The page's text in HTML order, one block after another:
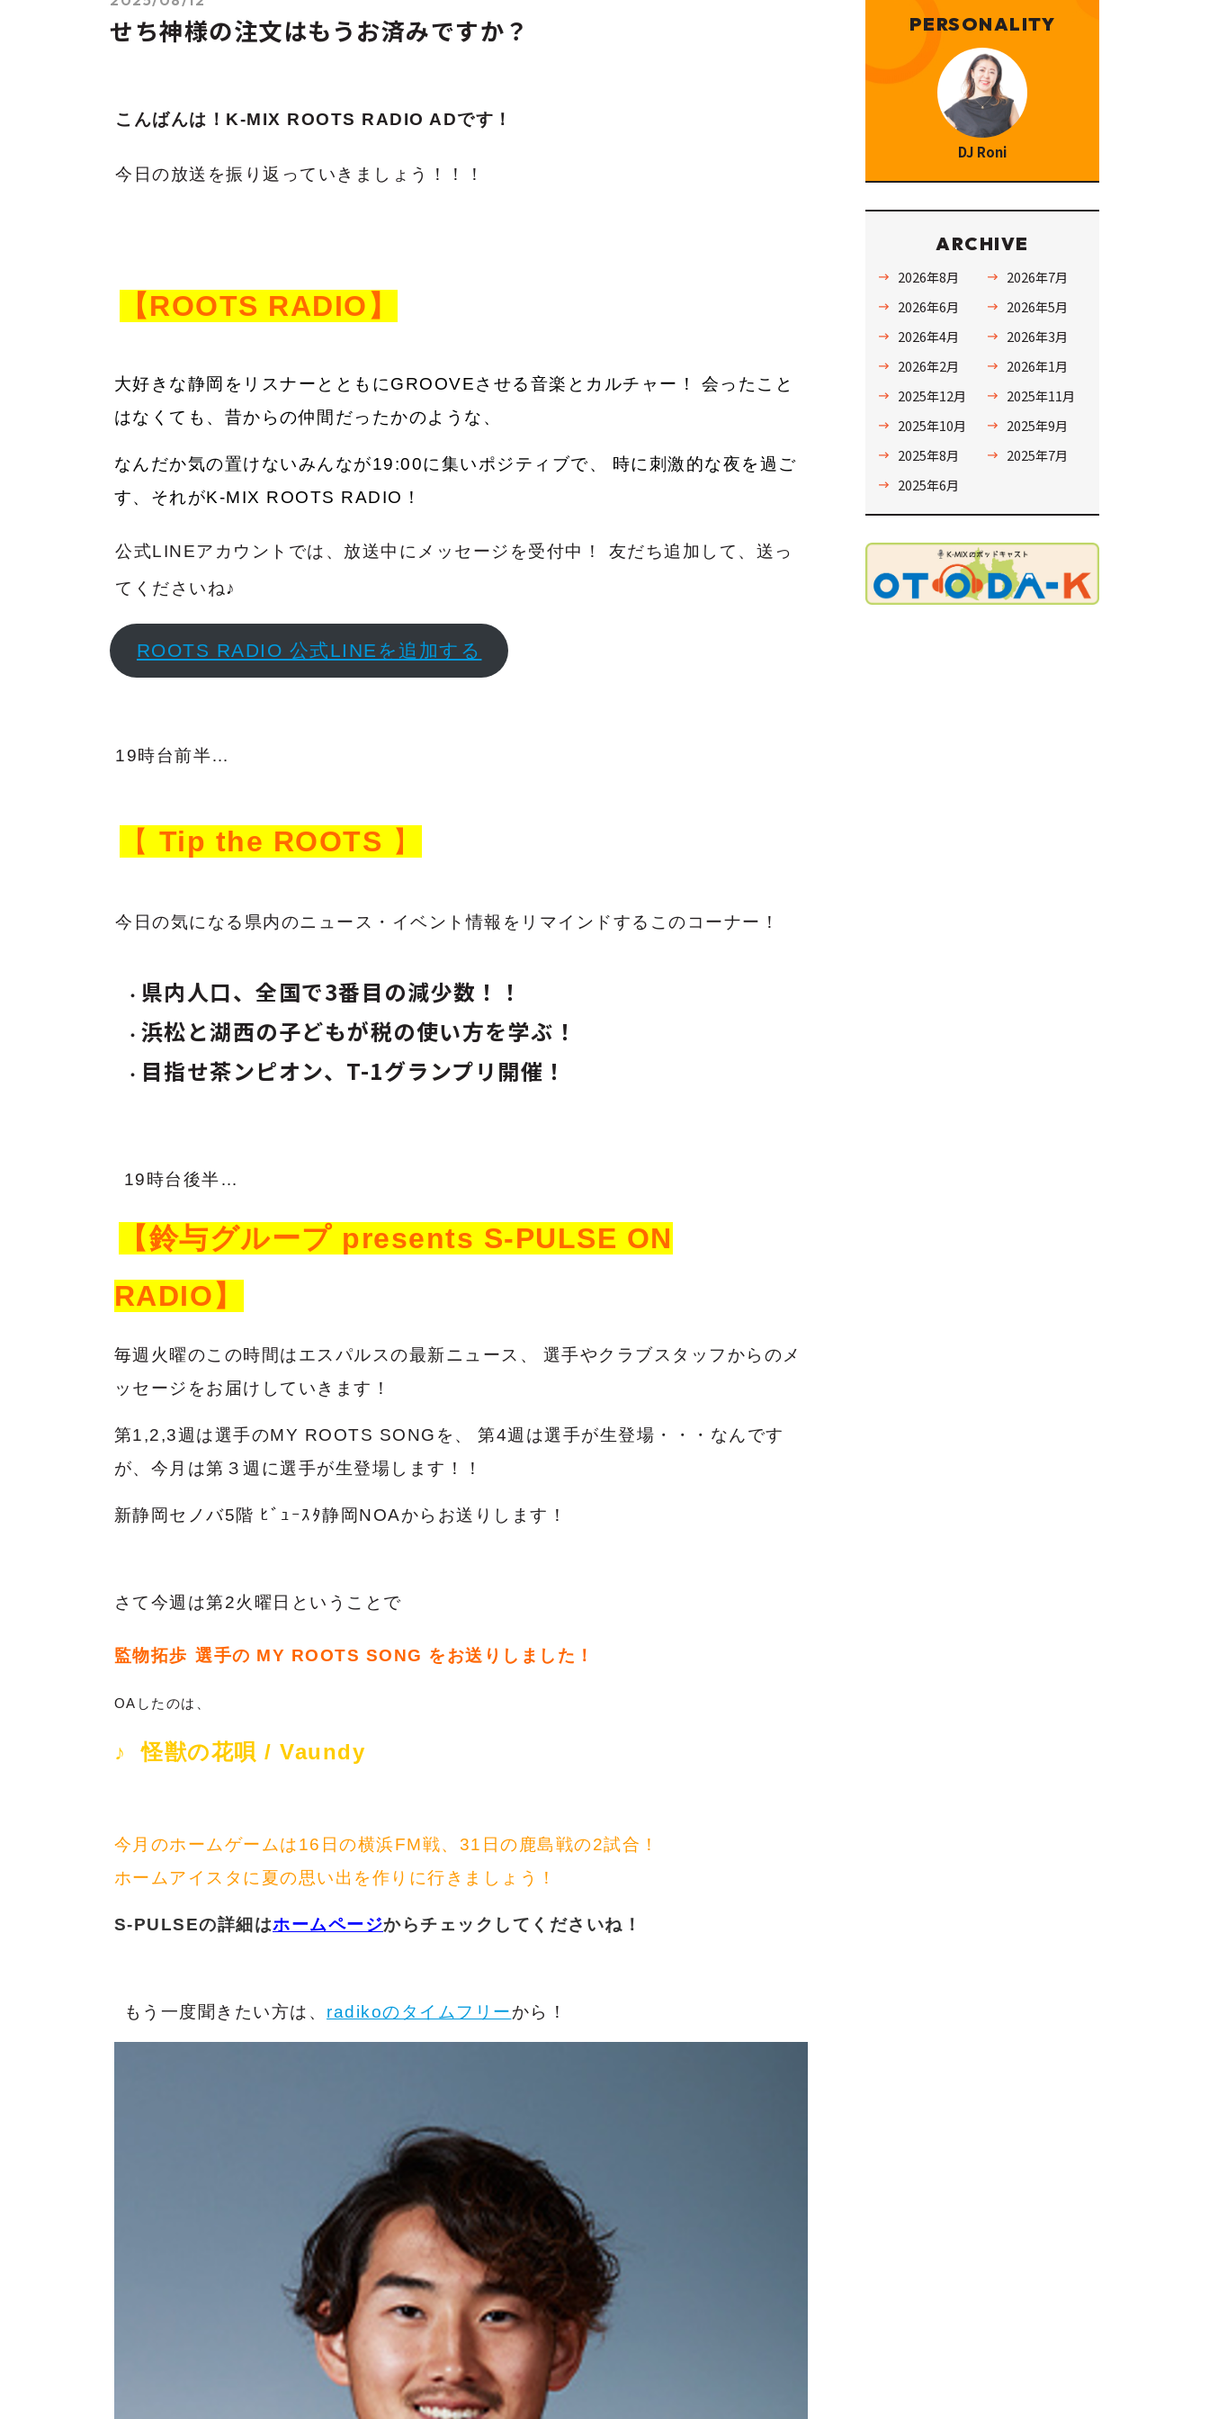
せち神様の注文はもうお済みですか？
こんばんは！K-MIX ROOTS RADIO ADです！
今日の放送を振り返っていきましょう！！！
【ROOTS RADIO】
大好きな静岡をリスナーとともにGROOVEさせる音楽とカルチャー！
会ったこと
はなくて も、昔からの仲間だったかのような、
なんだか気の置けないみんなが19:00に集いポジティブで、
時に刺激的な夜を過ご
す、それがK-MIX ROOTS RADIO！
公式LINEアカウントでは、放送中にメッセージを受付中！
友だち追加して、送っ
てくださいね♪
ROOTS RADIO 公式LINEを追加する
19時台前半…
【 Tip the ROOTS 】
今日の気になる県内のニュース・イベント情報をリマインドするこのコーナー！
県内人口、全国で3番目の減少数！！
浜松と湖西の子どもが税の使い方を学ぶ！
目指せ茶ンピオン、T-1グランプリ開催！
19時台後半…
【鈴与グループ presents S-PULSE ON
RADIO】
毎週火曜のこの時間はエスパルスの最新ニュース、
選手やクラブスタッフからのメ
ッセージをお届けしていきます！
第1,2,3週は選手のMY ROOTS SONGを、
第4週は選手が生登場・・・なんです
が、今月は第３週に選手が生登場します！！
新静岡セノバ5階 ﾋﾞｭｰｽﾀ静岡NOAからお送りします！
さて今週は第2火曜日ということで
監物拓歩 選手の MY ROOTS SONG をお送りしました！
OAしたのは、
♪ 怪獣の花唄 / Vaundy
今月のホームゲームは16日の横浜FM戦、 31日の鹿島戦の2試合！
ホームアイスタに夏の思い出を作りに行きましょう！
S-PULSEの詳細はホームページからチェックしてくださいね！
もう一度聞きたい方は、 radikoのタイムフリーから！
PERSONALITY
DJ Roni
ARCHIVE
2026年8月
2026年7月
2026年6月
2026年5月
2026年4月
2026年3月
2026年2月
2026年1月
2025年12月
2025年11月
2025年10月
2025年9月
2025年8月
2025年7月
2025年6月